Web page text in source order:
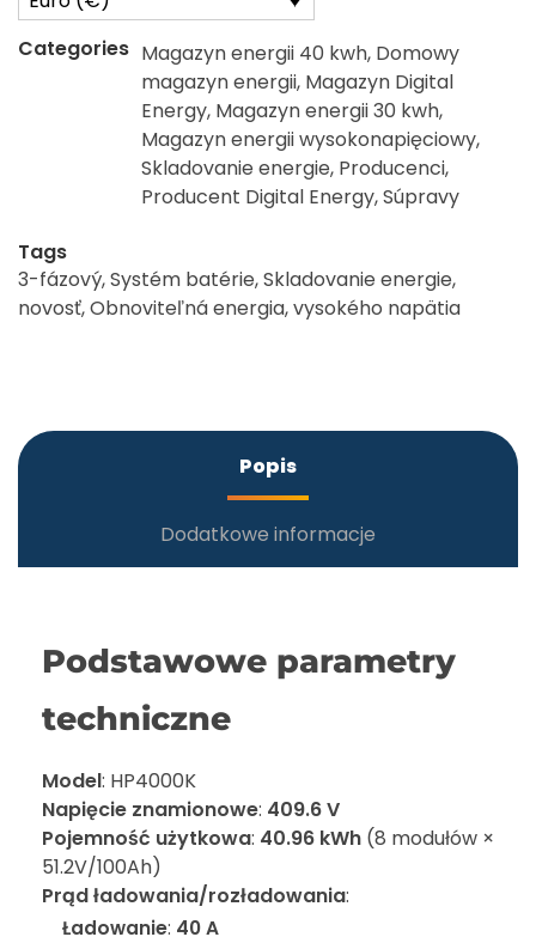
Categories Magazyn energii 40 kwh, Domowy
magazyn energii, Magazyn Digital
Energy, Magazyn energii 30 kwh,
Magazyn energii wysokonapięciowy,
Skladovanie energie, Producenci,
Producent Digital Energy,Súpravy
Tags
3-fázový,Systém batérie,Skladovanie energie,
novosť,Obnoviteľná energia,vysokého napätia
Popis
Dodatkowe informacje
Podstawowe parametry
techniczne
Model: HP4000K
Napięcie znamionowe: 409.6 V
Pojemność użytkowa: 40.96 kWh (8 modułów ×
51.2V/100Ah)
Prąd ładowania/rozładowania:
Ładowanie: 40 A